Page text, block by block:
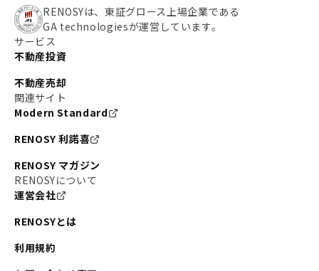
RENOSYは、東証グロース上場企業である
GA technologiesが運営しています。
サービス
不動産投資
不動産売却
関連サイト
Modern Standard
RENOSY 利諾喜
RENOSY マガジン
RENOSYについて
運営会社
RENOSYとは
利用規約